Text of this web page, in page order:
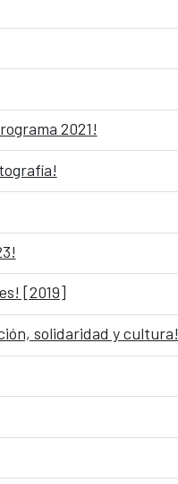
2021!
[2019]
solidaridad y cultura!